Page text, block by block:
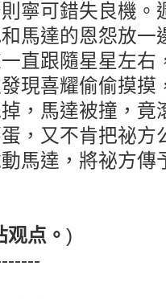
寧可錯失良機。
馬達的恩怨放一
直跟隨星星左右
現喜耀偷偷摸摸
，馬達被撞，竟
，又不肯把祕方
馬達，將祕方傳
点。 )